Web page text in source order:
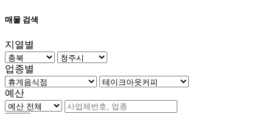
매물 검색
지열별
업종별
예산